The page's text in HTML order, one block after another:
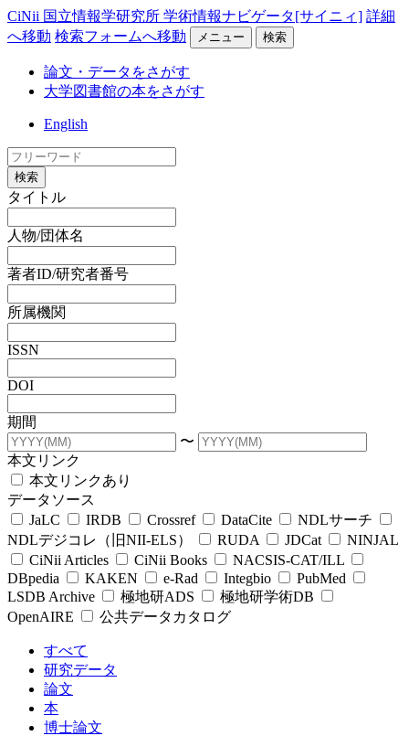
CiNii 国立情報学研究所 学術情報ナビゲータ[サイニィ] 詳細
へ移動 検索フォームへ移動 メニュー 検索
論文・データをさがす
大学図書館の本をさがす
English
検索
タイトル
人物/団体名
著者ID/研究者番号
所属機関
ISSN
DOI
期間
〜
本文リンク
本文リンクあり
データソース
JaLC
IRDB Crossref DataCite
NDLサーチ
NDLデジコレ（旧NII-ELS）
RUDA JDCat
NINJAL
CiNii Articles
CiNii Books
NACSIS-CAT/ILL
DBpedia
KAKEN e-Rad Integbio
PubMed
LSDB Archive
極地研ADS
極地研学術DB
OpenAIRE
公共データカタログ
すべて
研究データ
論文
本
博士論文